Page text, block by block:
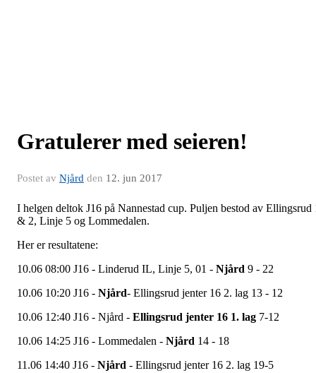
Gratulerer med seieren!
Postet av Njård den 12. jun 2017
I helgen deltok J16 på Nannestad cup. Puljen bestod av Ellingsrud
& 2, Linje 5 og Lommedalen.
Her er resultatene:
10.06 08:00 J16 - Linderud IL, Linje 5, 01 - Njård 9 - 22
10.06 10:20 J16 - Njård- Ellingsrud jenter 16 2. lag 13 - 12
10.06 12:40 J16 - Njård - Ellingsrud jenter 16 1. lag 7-12
10.06 14:25 J16 - Lommedalen - Njård 14 - 18
11.06 14:40 J16 - Njård - Ellingsrud jenter 16 2. lag 19-5